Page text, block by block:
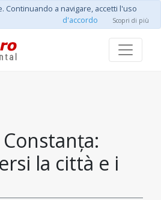
Continuando a navigare, accetti l'uso
d'accordo Scopri di più
la città e i